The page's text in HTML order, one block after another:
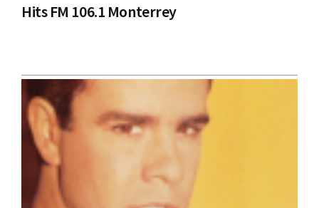
Hits FM 106.1 Monterrey